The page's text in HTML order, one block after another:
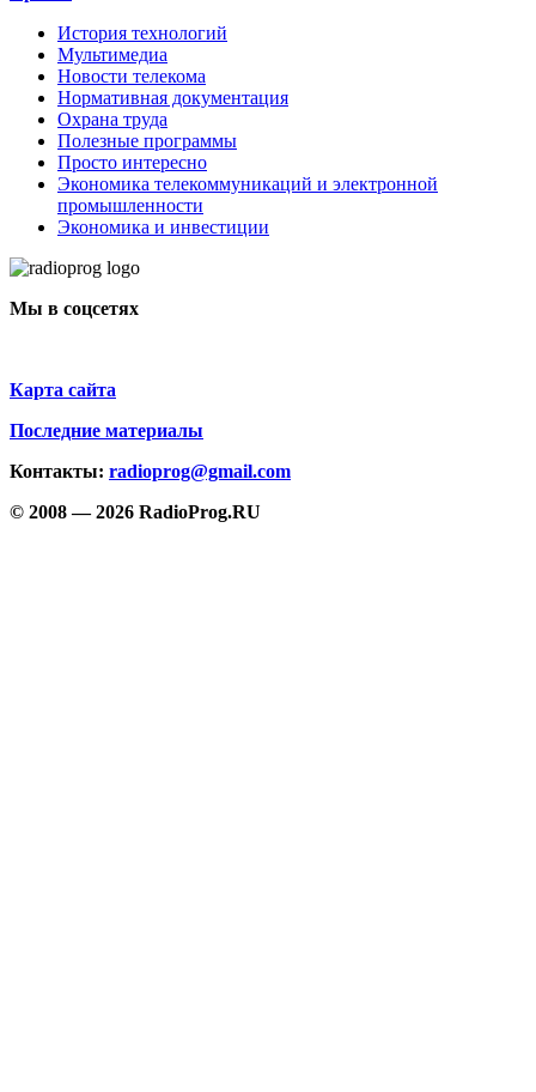
История технологий
Мультимедиа
Новости телекома
Нормативная документация
Охрана труда
Полезные программы
Просто интересно
Экономика телекоммуникаций и электронной
промышленности
Экономика и инвестиции
Мы в соцсетях
Карта сайта
Последние материалы
Контакты: radioprog@gmail.com
© 2008 — 2026 RadioProg.RU